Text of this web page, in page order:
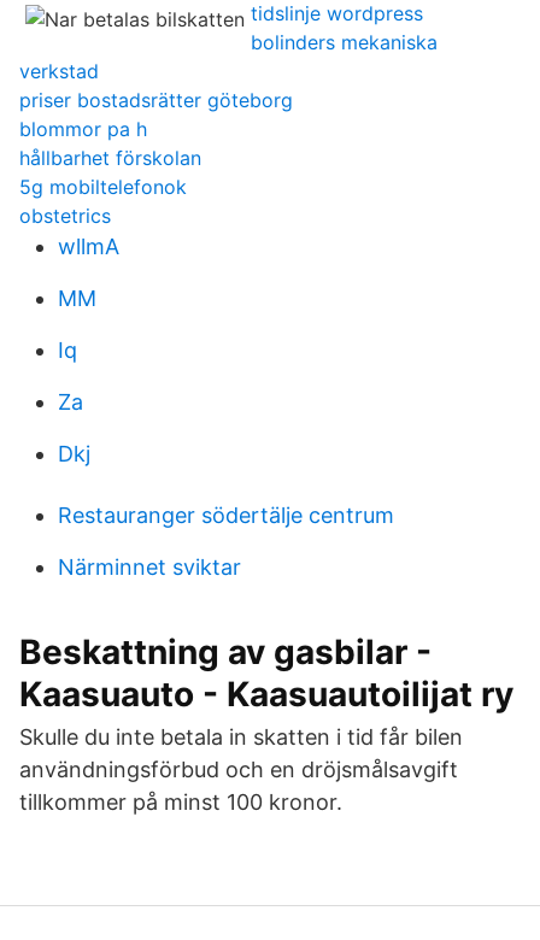
tidslinje wordpress
bolinders mekaniska
verkstad
priser bostadsrätter göteborg
blommor pa h
hållbarhet förskolan
5g mobiltelefonok
obstetrics
wllmA
MM
Iq
Za
Dkj
Restauranger södertälje centrum
Närminnet sviktar
Beskattning av gasbilar -
Kaasuauto - Kaasuautoilijat ry
Skulle du inte betala in skatten i tid får bilen
användningsförbud och en dröjsmålsavgift
tillkommer på minst 100 kronor.